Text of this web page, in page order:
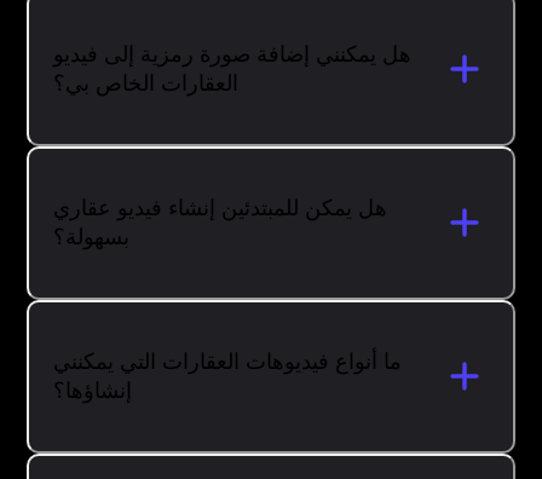
هل يمكنني إضافة صورة رمزية إلى فيديو
العقارات الخاص بي؟
هل يمكن للمبتدئين إنشاء فيديو عقاري
بسهولة؟
ما أنواع فيديوهات العقارات التي يمكنني
إنشاؤها؟